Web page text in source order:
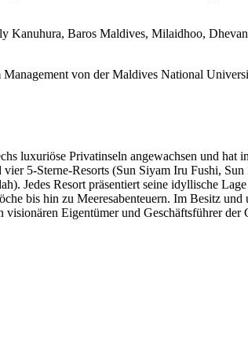
Kanuhura, Baros Maldives, Milaidhoo,
von der Maldives National
luxuriöse Privatinseln angewachsen und hat
5-Sterne-Resorts (Sun Siyam Iru Fushi,
Jedes Resort präsentiert seine idyllische Lage
bis hin zu Meeresabenteuern. Im Besitz
Eigentümer und Geschäftsführer der